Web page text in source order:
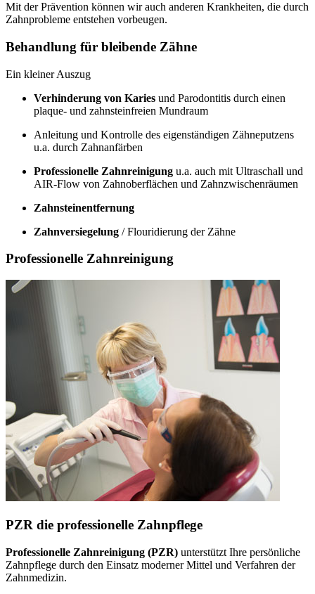
Mit der Prävention können wir auch anderen Krankheiten, die durch
Zahnprobleme entstehen vorbeugen.
Behandlung für bleibende Zähne
Ein kleiner Auszug
Verhinderung von Karies und Parodontitis durch einen
plaque- und zahnsteinfreien Mundraum
Anleitung und Kontrolle des eigenständigen Zähneputzens
u.a. durch Zahnanfärben
Professionelle Zahnreinigung u.a. auch mit Ultraschall und
AIR-Flow von Zahnoberflächen und Zahnzwischenräumen
Zahnsteinentfernung
Zahnversiegelung / Flouridierung der Zähne
Professionelle Zahnreinigung
PZR die professionelle Zahnpflege
Professionelle Zahnreinigung (PZR) unterstützt Ihre persönliche
Zahnpflege durch den Einsatz moderner Mittel und Verfahren der
Zahnmedizin.